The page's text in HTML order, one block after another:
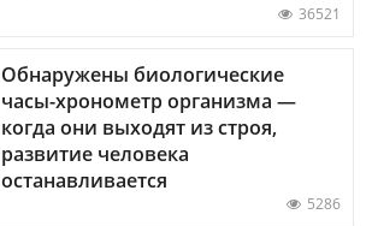
36521
Обнаружены биологические
часы-хронометр организма —
когда они выходят из строя,
развитие человека
останавливается
5286